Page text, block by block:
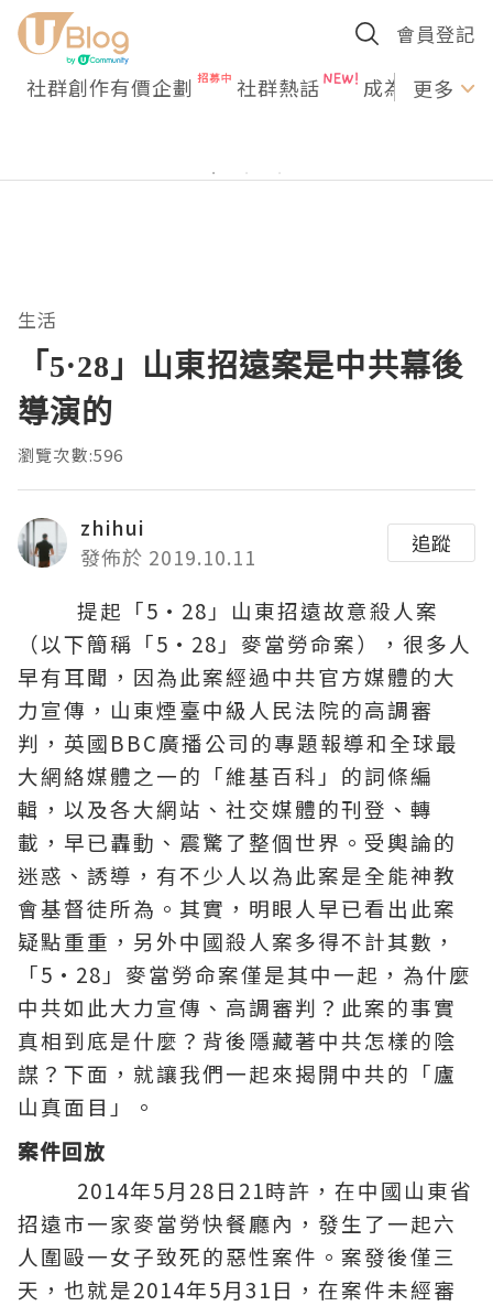
會員登記
社群創作有價企劃 社群熱話 成為U更多
生活
「5·28」山東招遠案是中共幕後
導演的
瀏覽次數:596
zhihui
發佈於 2019.10.11
追蹤
提起「5·28」山東招遠故意殺人案
（以下簡稱「5·28」麥當勞命案），很多人
早有耳聞，因為此案經過中共官方媒體的大
力宣傳，山東煙臺中級人民法院的高調審
判，英國BBC廣播公司的專題報導和全球最
大網絡媒體之一的「維基百科」的詞條編
輯，以及各大網站、社交媒體的刊登、轉
載，早已轟動、震驚了整個世界。受輿論的
迷惑、誘導，有不少人以為此案是全能神教
會基督徒所為。其實，明眼人早已看出此案
疑點重重，另外中國殺人案多得不計其數，
「5·28」麥當勞命案僅是其中一起，為什麼
中共如此大力宣傳、高調審判？此案的事實
真相到底是什麼？背後隱藏著中共怎樣的陰
謀？下面，就讓我們一起來揭開中共的「廬
山真面目」。
案件回放
2014年5月28日21時許，在中國山東省
招遠市一家麥當勞快餐廳內，發生了一起六
人圍毆一女子致死的惡性案件。案發後僅三
天，也就是2014年5月31日，在案件未經審